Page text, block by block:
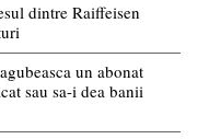
dintre Raiffeisen
un abonat
sau sa-i dea banii